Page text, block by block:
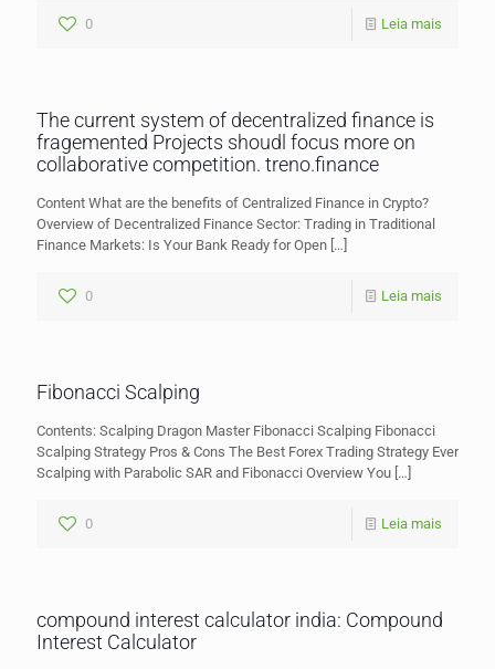
0 Leia mais
The current system of decentralized finance is
fragemented Projects shoudl focus more on
collaborative competition. treno.finance
Content What are the benefits of Centralized Finance in Crypto?
Overview of Decentralized Finance Sector: Trading in Traditional
Finance Markets: Is Your Bank Ready for Open […]
0 Leia mais
Fibonacci Scalping
Contents: Scalping Dragon Master Fibonacci Scalping Fibonacci
Scalping Strategy Pros & Cons The Best Forex Trading Strategy Ever
Scalping with Parabolic SAR and Fibonacci Overview You […]
0 Leia mais
compound interest calculator india: Compound
Interest Calculator